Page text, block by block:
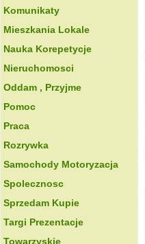
Komunikaty
Mieszkania Lokale
Nauka Korepetycje
Nieruchomosci
Oddam , Przyjme
Pomoc
Praca
Rozrywka
Samochody Motoryzacja
Spolecznosc
Sprzedam Kupie
Targi Prezentacje
Towarzyskie